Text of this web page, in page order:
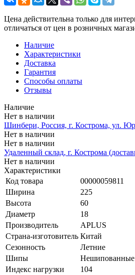
Цена действительна только для
отличаться от цен в розничных
Наличие
Характеристики
Доставка
Гарантия
Способы оплаты
Отзывы
Наличие
Нет в наличии
Шинбери, Россия, г. Кострома, ул.
Нет в наличии
Нет в наличии
Удаленный склад, г. Кострома
Нет в наличии
Характеристики
Код товара
00000059811
Ширина
225
Высота
60
Диаметр
18
Производитель
APLUS
Страна-изготовитель Китай
Сезонность
Летние
Шипы
Нешипованные
Индекс нагрузки
104